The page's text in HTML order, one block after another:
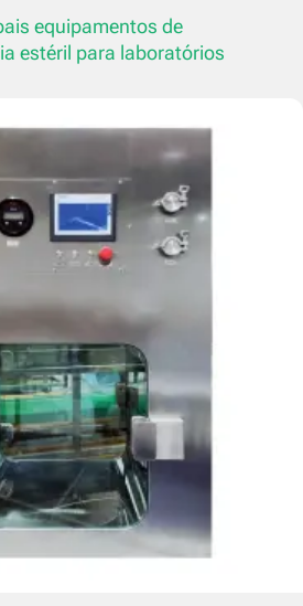
equipamentos de
estéril para laboratórios